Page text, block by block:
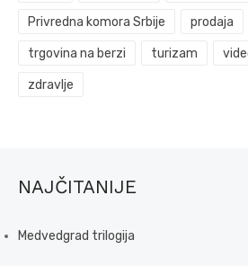
Privredna komora Srbije prodaja
trgovina na berzi turizam
zdravlje
NAJČITANIJE
Medvedgrad trilogija